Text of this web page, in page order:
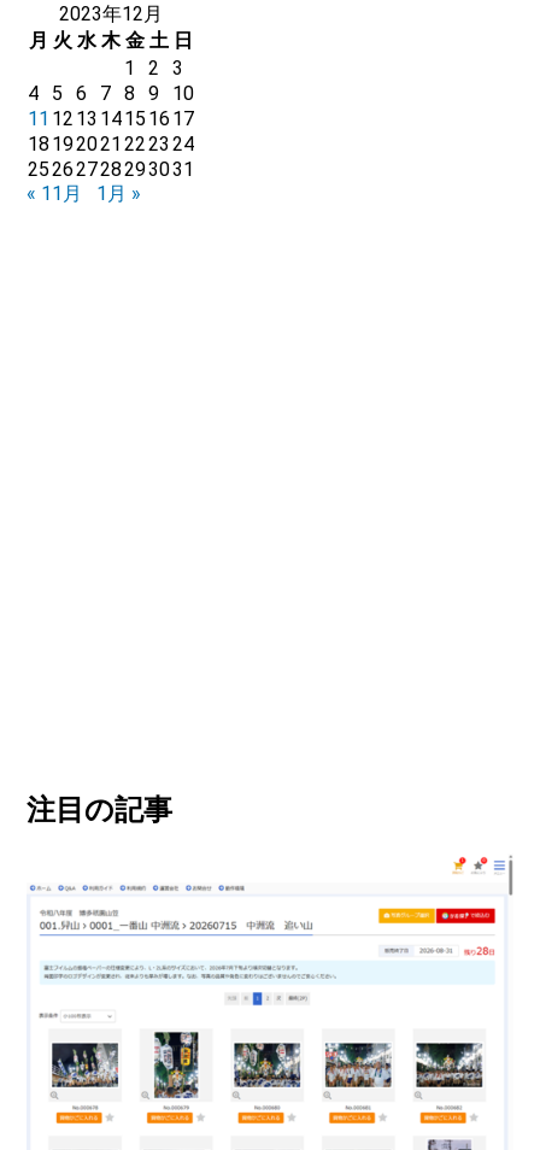
2023年12月
月 火 水 木 金 土 日
1
2
3
4
5 6 7 8 9
10
11 12 13 1415 16 17
18192021 2223 24
25262728293031
« 11月
1月 »
注目の記事